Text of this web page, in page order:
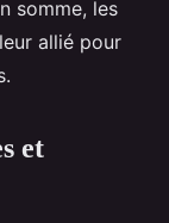
somme, les
allié pour
et